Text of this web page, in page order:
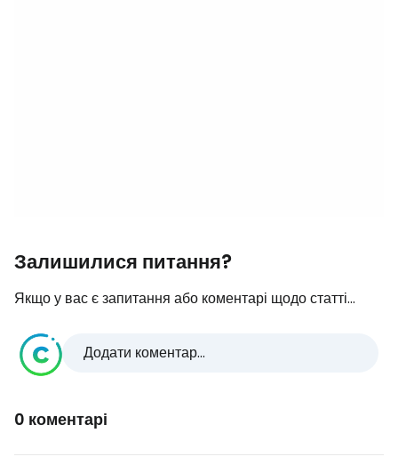
Залишилися питання?
Якщо у вас є запитання або коментарі щодо статті...
Додати коментар...
0 коментарі